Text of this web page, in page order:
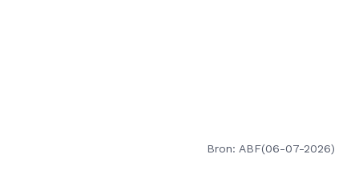
Bron: ABF(06-07-2026)